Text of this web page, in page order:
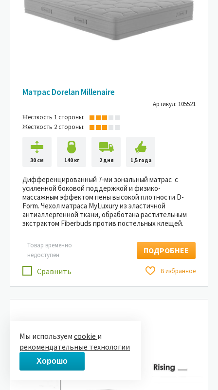
Матрас Dorelan Millenaire
Артикул: 105521
Жесткость 1 стороны:
Жесткость 2 стороны:
30 см 140 кг 2 дня 1,5 года
Дифференцированный 7-ми зональный матрас с
усиленной боковой поддержкой и физико-
массажным эффектом пены высокой плотности D-
Form. Чехол матраса MyLuxury из эластичной
антиаллергенной ткани, обработана растительным
экстрактом Fiberbuds против постельных клещей.
Сравнить В избранное
Товар временно
недоступен
ПОДРОБНЕЕ
Мы используем cookie и
рекомендательные технологии
Хорошо